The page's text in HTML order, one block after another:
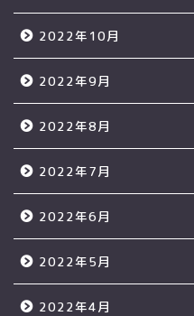
2022年10月
2022年9月
2022年8月
2022年7月
2022年6月
2022年5月
2022年4月